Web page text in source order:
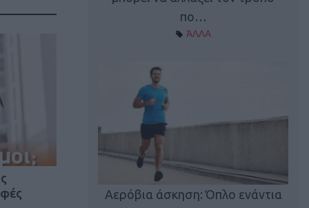
ΘΕΜΑΤΑ
Η άσκηση
το 2026!
πο…
ΆΛΛΑ
Αερόβια άσκηση: Όπλο ενάντια